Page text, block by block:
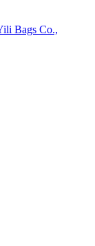
Bags Co.,